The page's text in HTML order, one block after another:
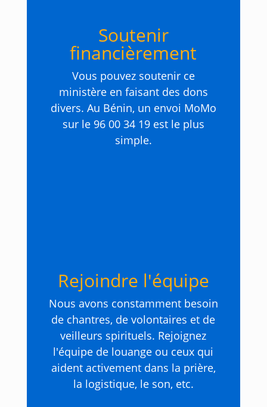
Soutenir
financièrement
Vous pouvez soutenir ce
ministère en faisant des dons
divers. Au Bénin, un envoi MoMo
sur le 96 00 34 19 est le plus
simple.
Rejoindre l'équipe
Nous avons constamment besoin
de chantres, de volontaires et de
veilleurs spirituels. Rejoignez
l'équipe de louange ou ceux qui
aident activement dans la prière,
la logistique, le son, etc.